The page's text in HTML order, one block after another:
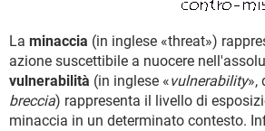
La minaccia (in inglese «threat»)
azione suscettibile a nuocere
vulnerabilità (in inglese «vulnerability»,
breccia) rappresenta il livello di
minaccia in un determinato contesto.